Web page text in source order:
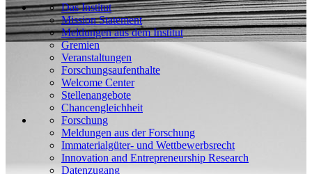
Das Institut
Mission Statement
Meldungen aus dem Institut
Gremien
Veranstaltungen
Forschungsaufenthalte
Welcome Center
Stellenangebote
Chancengleichheit
Forschung
Meldungen aus der Forschung
Immaterialgüter- und Wettbewerbsrecht
Innovation and Entrepreneurship Research
Datenzugang